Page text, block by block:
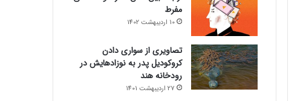
مفرط
10 اردیبهشت 1402
تصاویری از سواری دادن
کروکودیل پدر به نوزادهایش در
رودخانه هند
27 اردیبهشت 1401